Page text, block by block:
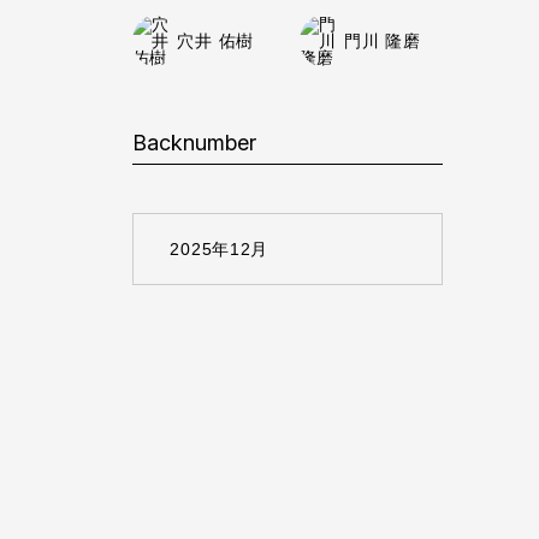
穴井 佑樹 門川 隆磨
Backnumber